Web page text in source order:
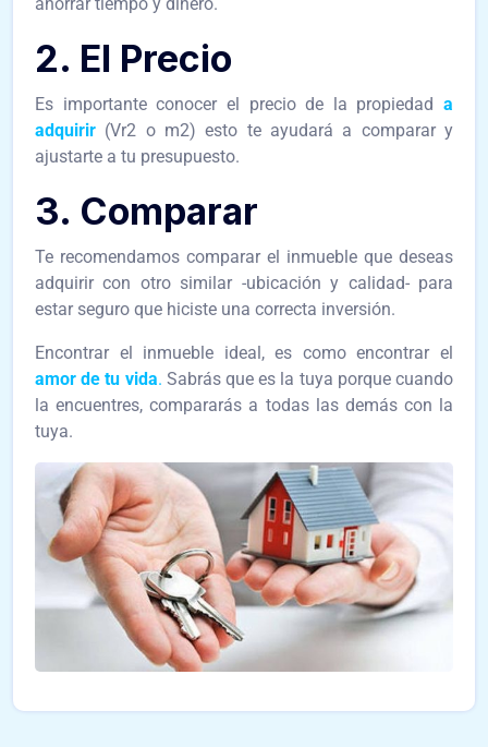
2. El Precio
Es importante conocer el precio de la propiedad a
adquirir (Vr2 o m2) esto te ayudará a comparar y
ajustarte a tu presupuesto.
3. Comparar
Te recomendamos comparar el inmueble que deseas
adquirir con otro similar -ubicación y calidad- para
estar seguro que hiciste una correcta inversión.
Encontrar el inmueble ideal, es como encontrar el
amor de tu vida. Sabrás que es la tuya porque cuando
la encuentres, compararás a todas las demás con la
tuya.